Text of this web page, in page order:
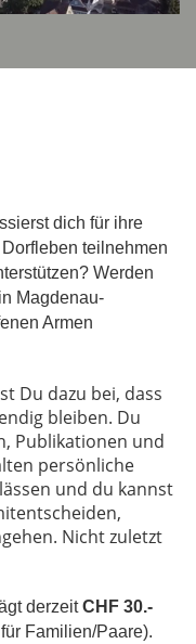
dich für ihre
teilnehmen
Werden
Magdenau-
Armen
Du dazu bei, dass
bleiben. Du
Publikationen und
persönliche
und du kannst
Nicht zuletzt
derzeitCHF 30.-
für Familien/Paare).